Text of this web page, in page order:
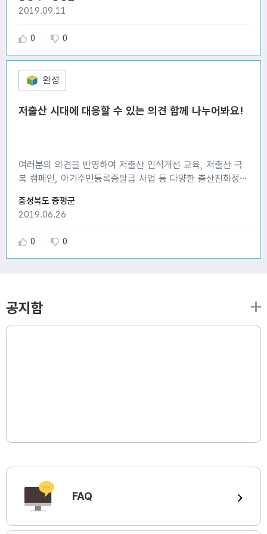
습니다.
2019.09.11
추천 수
0 비추천 수
0
완성
저출산 시대에 대응할 수 있는 의견 함께 나누어봐요!
여러분의 의견을 반영하여 저출산 인식개선 교육, 저출산 극
복 캠페인, 아기주민등록증발급 사업 등 다양한 출산친화정책
충청북도 증평군
2019.06.26
추천 수
0 비추천 수
0
공지함
FAQ